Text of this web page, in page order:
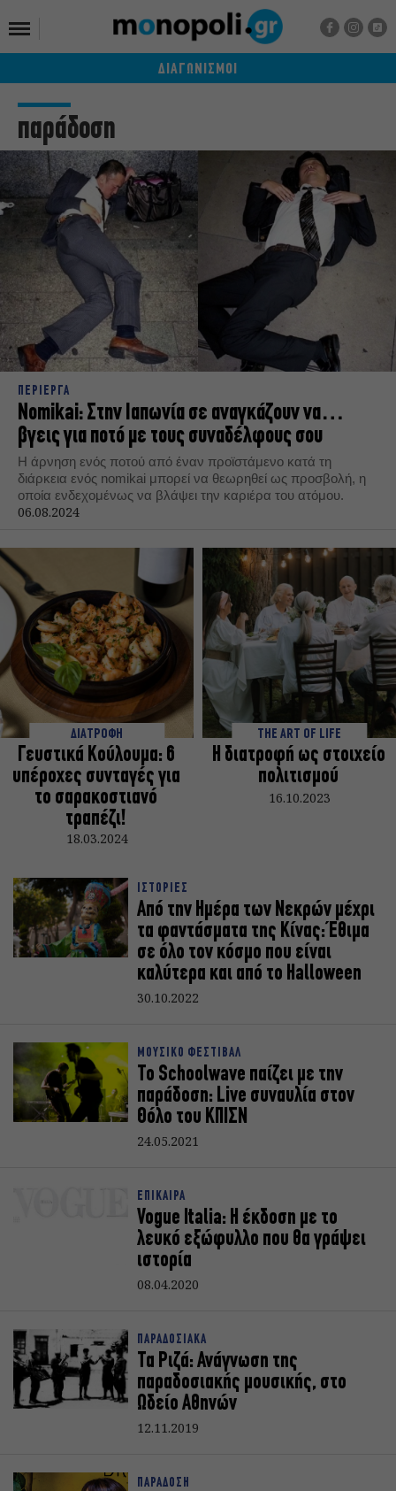
ΔΙΑΓΩΝΙΣΜΟΙ
παράδοση
ΠΕΡΙΕΡΓΑ
Nomikai: Στην Ιαπωνία σε αναγκάζουν να…
βγεις για ποτό με τους συναδέλφους σου
Η άρνηση ενός ποτού από έναν προϊστάμενο κατά τη
διάρκεια ενός nomikai μπορεί να θεωρηθεί ως προσβολή, η
οποία ενδεχομένως να βλάψει την καριέρα του ατόμου.
06.08.2024
ΔΙΑΤΡΟΦΗ
Γευστικά Κούλουμα: 6
υπέροχες συνταγές για
το σαρακοστιανό
τραπέζι!
18.03.2024
THE ART OF LIFE
Η διατροφή ως στοιχείο
πολιτισμού
16.10.2023
ΙΣΤΟΡΙΕΣ
Από την Ημέρα των Νεκρών μέχρι
τα φαντάσματα της Κίνας: Έθιμα
σε όλο τον κόσμο που είναι
καλύτερα και από το Halloween
30.10.2022
ΜΟΥΣΙΚΟ ΦΕΣΤΙΒΑΛ
Το Schoolwave παίζει με την
παράδοση: Live συναυλία στον
Θόλο του ΚΠΙΣΝ
24.05.2021
ΕΠΙΚΑΙΡΑ
Vogue Italia: Η έκδοση με το
λευκό εξώφυλλο που θα γράψει
ιστορία
08.04.2020
ΠΑΡΑΔΟΣΙΑΚΑ
Τα Ριζά: Ανάγνωση της
παραδοσιακής μουσικής, στο
Ωδείο Αθηνών
12.11.2019
ΠΑΡΑΔΟΣΗ